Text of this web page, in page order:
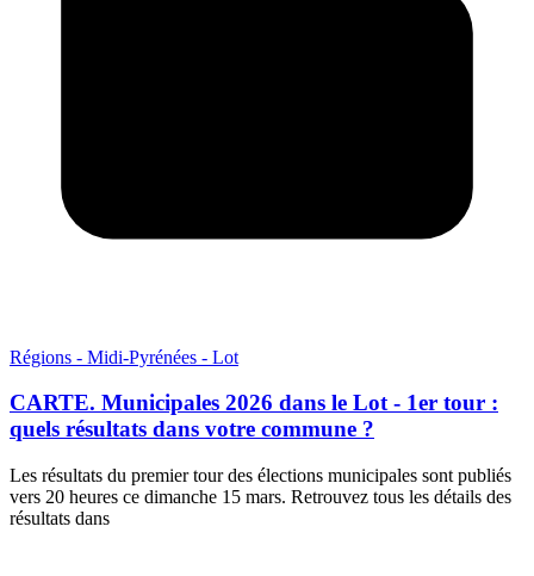
Régions - Midi-Pyrénées - Lot
CARTE. Municipales 2026 dans le Lot - 1er tour :
quels résultats dans votre commune ?
Les résultats du premier tour des élections municipales sont publiés
vers 20 heures ce dimanche 15 mars. Retrouvez tous les détails des
résultats dans